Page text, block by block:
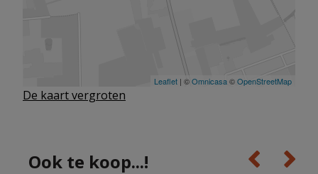
De kaart vergroten
Ook te koop...!